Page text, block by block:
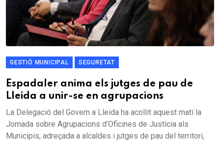
GESTIÓ MUNICIPAL SEGURETAT
Espadaler anima els jutges de pau de
Lleida a unir-se en agrupacions
La Delegació del Govern a Lleida ha acollit aquest matí la
Jornada sobre Agrupacions d’Oficines de Justícia als
Municipis, adreçada a alcaldes i jutges de pau del territori,